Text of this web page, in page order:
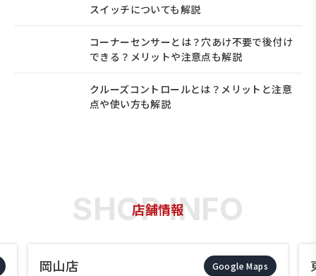
スイッチについても解説
コーナーセンサーとは？穴あけ不要で後付け
できる？メリットや注意点も解説
クルーズコントロールとは？メリットと注意
点や使い方も解説
店舗情報
東岡山店